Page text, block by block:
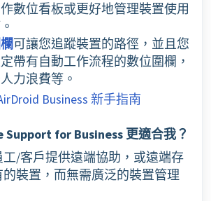
數位看板或更好地管理裝置使用
可讓您追蹤裝置的路徑，並且您
帶有自動工作流程的數位圍欄，
力浪費等。
Business 新手指南
Support for Business 更適合我？
/客戶提供遠端協助，或遠端存
裝置，而無需廣泛的裝置管理